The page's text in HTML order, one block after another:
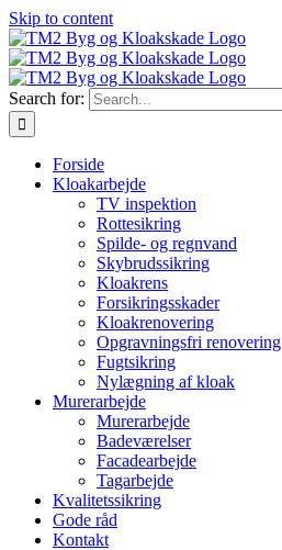
Skip to content
Search for:
Forside
Kloakarbejde
TV inspektion
Rottesikring
Spilde- og regnvand
Skybrudssikring
Kloakrens
Forsikringsskader
Kloakrenovering
Opgravningsfri renovering
Fugtsikring
Nylægning af kloak
Murerarbejde
Murerarbejde
Badeværelser
Facadearbejde
Tagarbejde
Kvalitetssikring
Gode råd
Kontakt